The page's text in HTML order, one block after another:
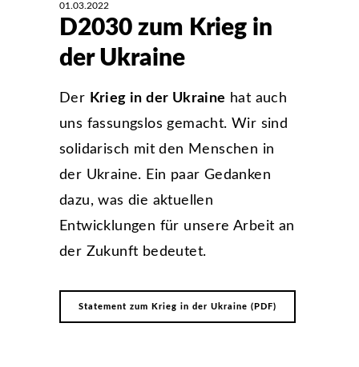
01.03.2022
D2030 zum Krieg in
der Ukraine
Der Krieg in der Ukraine hat auch
uns fassungslos gemacht. Wir sind
solidarisch mit den Menschen in
der Ukraine. Ein paar Gedanken
dazu, was die aktuellen
Entwicklungen für unsere Arbeit an
der Zukunft bedeutet.
Statement zum Krieg in der Ukraine (PDF)